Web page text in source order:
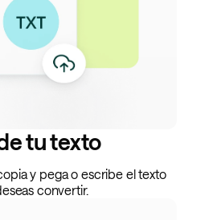
tu texto
y pega o escribe el texto
convertir.